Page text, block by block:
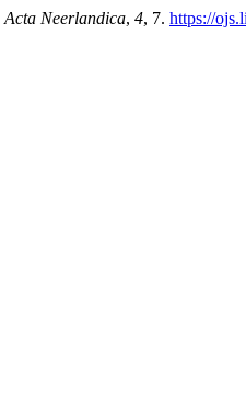
Acta Neerlandica, 4, 7. https://